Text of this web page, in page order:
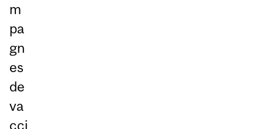
m
pa
gn
es
de
va
cci